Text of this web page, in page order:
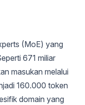
(MoE) yang
671 miliar
masukan melalui
160.000 token
domain yang